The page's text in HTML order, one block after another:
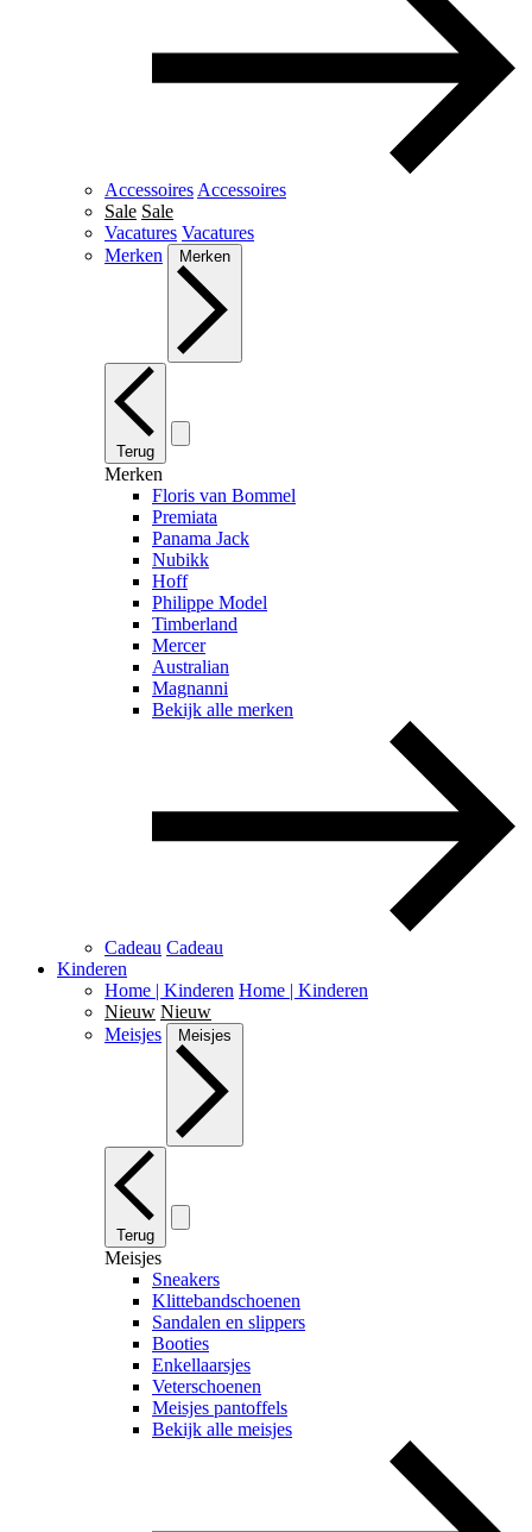
Accessoires Accessoires
Sale Sale
Vacatures Vacatures
Merken
Merken
Terug
Merken
Floris van Bommel
Premiata
Panama Jack
Nubikk
Hoff
Philippe Model
Timberland
Mercer
Australian
Magnanni
Bekijk alle merken
Cadeau Cadeau
Kinderen
Home | Kinderen Home | Kinderen
Nieuw Nieuw
Meisjes
Meisjes
Terug
Meisjes
Sneakers
Klittebandschoenen
Sandalen en slippers
Booties
Enkellaarsjes
Veterschoenen
Meisjes pantoffels
Bekijk alle meisjes